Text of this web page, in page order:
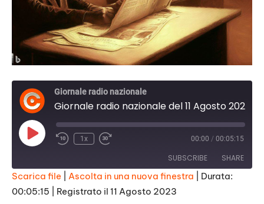
Giornale radio nazionale
Play
Episode
1x 00:00 / 00:05:15
SUBSCRIBE SHARE
SHARE
Scarica file Ascolta in una nuova finestra
Durata:
00:05:15
Registrato il 11 Agosto 2023